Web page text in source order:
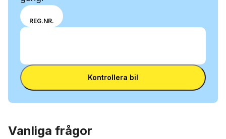
Välj om du vill ange
VIN-nummer eller
REG.NR.
Ange VIN
Ange VIN
Kontrollera bil
Vanliga frågor